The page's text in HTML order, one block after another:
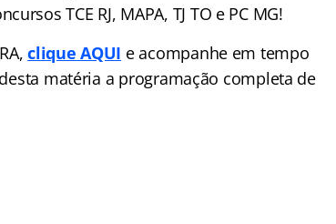
TCE RJ, MAPA, TJ TO e PC MG!
clique AQUI e acompanhe em tempo
matéria a programação completa de